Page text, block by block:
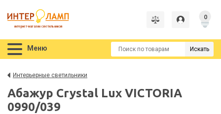
интернет-магазин светильников
0
Меню Искать
Интерьерные светильники
Абажур Crystal Lux VICTORIA
0990/039